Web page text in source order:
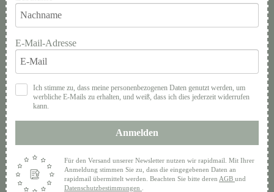
E-Mail-Adresse
Ich stimme zu, dass meine personenbezogenen Daten genutzt werden, um
werbliche E-Mails zu erhalten, und weiß, dass ich dies jederzeit widerrufen
kann.
Anmelden
Für den Versand unserer Newsletter nutzen wir rapidmail. Mit Ihrer
Anmeldung stimmen Sie zu, dass die eingegebenen Daten an
rapidmail übermittelt werden. Beachten Sie bitte deren AGB und
Datenschutzbestimmungen